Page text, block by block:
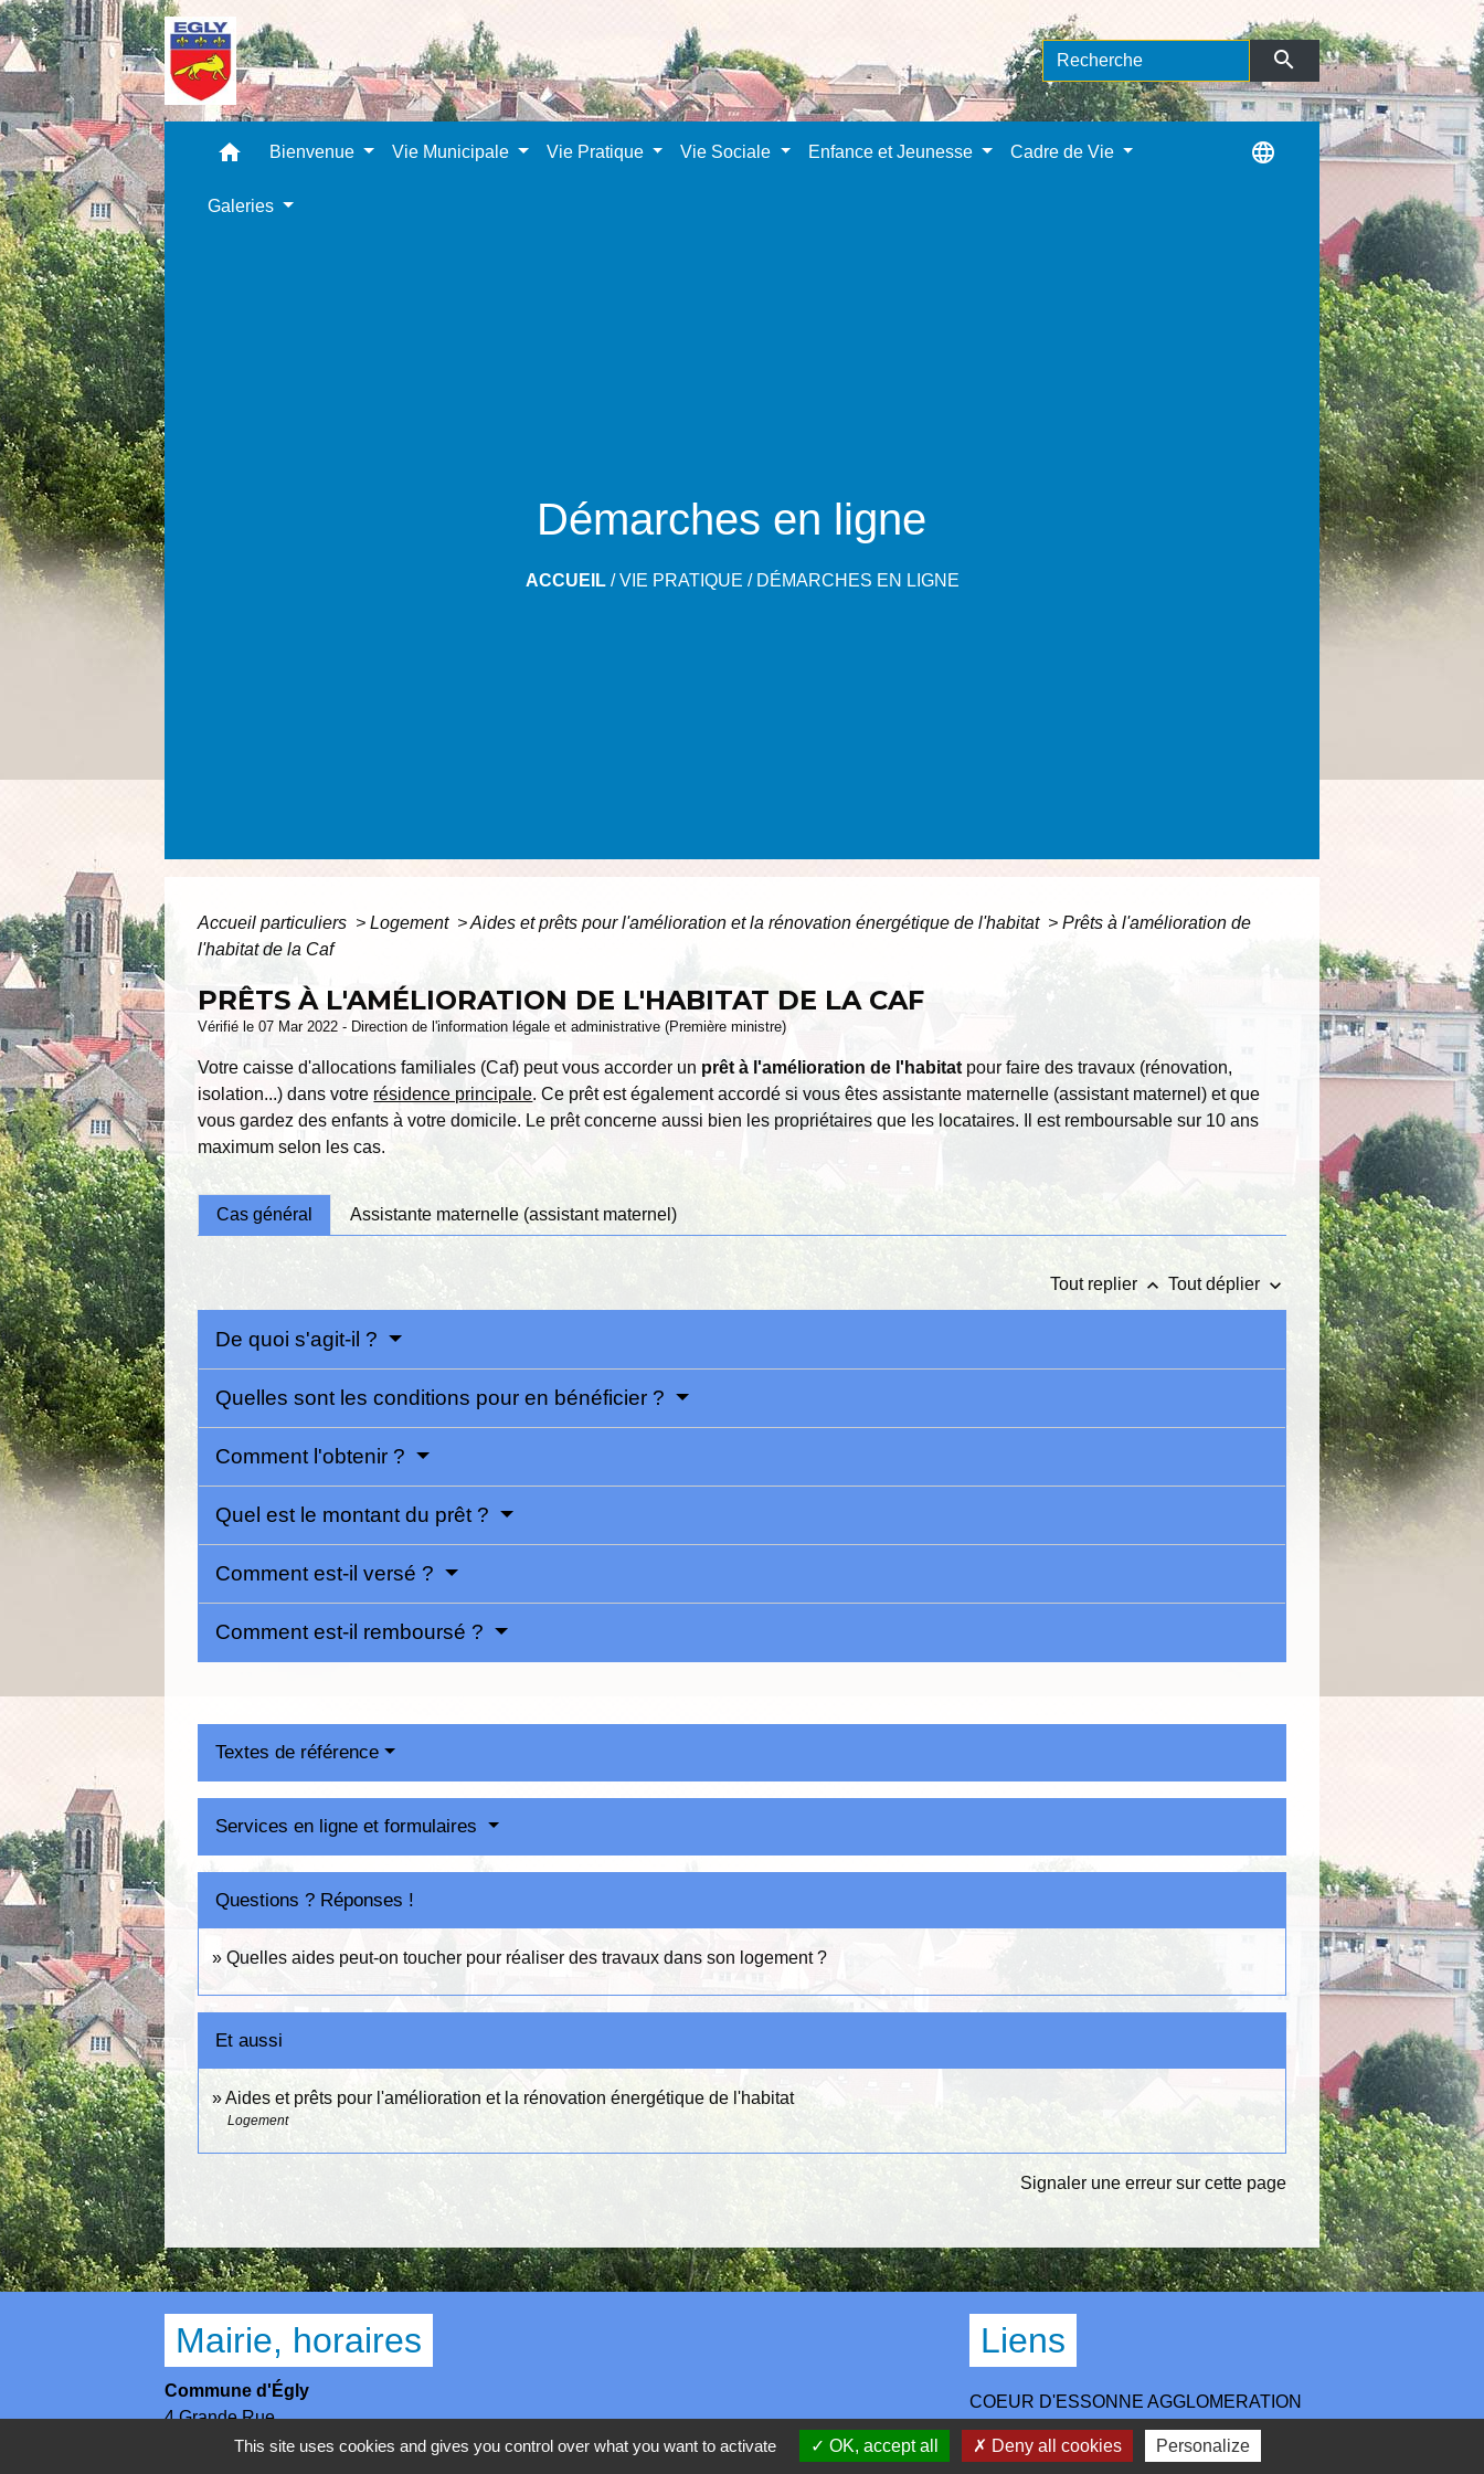
search
home Bienvenue Vie Municipale Vie Pratique Vie Sociale Enfance et Jeunesse Cadre de Vie
Galeries
language
Démarches en ligne
ACCUEIL/VIE PRATIQUE / DÉMARCHES EN LIGNE
Accueil particuliers > Logement > Aides et prêts pour l'amélioration et la rénovation énergétique de l'habitat > Prêts à l'amélioration de
l'habitat de la Caf
PRÊTS À L'AMÉLIORATION DE L'HABITAT DE LA CAF
Vérifié le 07 Mar 2022 - Direction de l'information légale et administrative (Première ministre)
Votre caisse d'allocations familiales (Caf) peut vous accorder un prêt à l'amélioration de l'habitat pour faire des travaux (rénovation,
isolation...) dans votre résidence principale. Ce prêt est également accordé si vous êtes assistante maternelle (assistant maternel) et que
vous gardez des enfants à votre domicile. Le prêt concerne aussi bien les propriétaires que les locataires. Il est remboursable sur 10 ans
maximum selon les cas.
Cas général Assistante maternelle (assistant maternel)
Tout replier keyboard_arrow_up Tout déplier keyboard_arrow_down
De quoi s'agit-il ?
Quelles sont les conditions pour en bénéficier ?
Comment l'obtenir ?
Quel est le montant du prêt ?
Comment est-il versé ?
Comment est-il remboursé ?
Textes de référence
Services en ligne et formulaires
Questions ? Réponses !
Quelles aides peut-on toucher pour réaliser des travaux dans son logement ?
Et aussi
Aides et prêts pour l'amélioration et la rénovation énergétique de l'habitat
Logement
Signaler une erreur sur cette page
Mairie, horaires
Commune d'Égly
4 Grande Rue
91520 Égly - FRANCE
Liens
COEUR D'ESSONNE AGGLOMERATION
DEPARTEMENT ESSONNE
REGION ILE DE FRANCE
This site uses cookies and gives you control over what you want to activate OK, accept all Deny all cookies Personalize